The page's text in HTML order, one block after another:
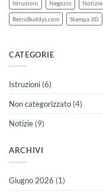
Istruzioni Negozio Notizie
RetroBuddys.com Stampa 3D
CATEGORIE
Istruzioni (6)
Non categorizzato (4)
Notizie (9)
ARCHIVI
Giugno 2026 (1)